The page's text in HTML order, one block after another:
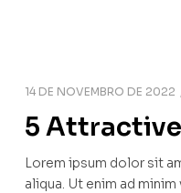
14 DE NOVEMBRO DE 2022
5
Lorem ipsum dolor sit
aliqua. Ut enim ad